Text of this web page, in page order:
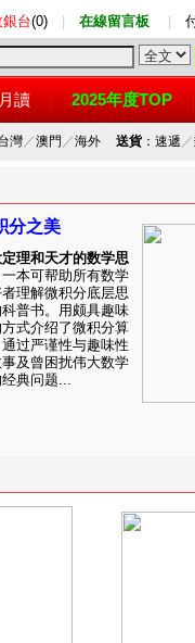
台(0) 在線留言板
月讀 2025年度TOP
灣／澳門 ／海外 送貨：速遞 ／
分之美
理和天才的数学思
一本可帮助所有数学
理解微积分底层思
普书。用颇具趣味
式介绍了微积分算
过严谨性与趣味性
及曾困扰伟大数学
典问题...